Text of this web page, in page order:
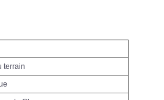
terrain